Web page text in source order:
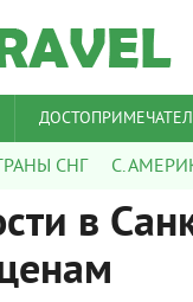
СНГ С.
в